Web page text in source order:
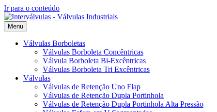
Ir para o conteúdo
Menu
Válvulas Borboletas
Válvulas Borboleta Concêntricas
Válvula Borboleta Bi-Excêntricas
Válvulas Borboleta Tri Excêntricas
Válvulas
Válvulas de Retenção Uno Flap
Válvulas de Retenção Dupla Portinhola
Válvulas de Retenção Dupla Portinhola Alta Pressão